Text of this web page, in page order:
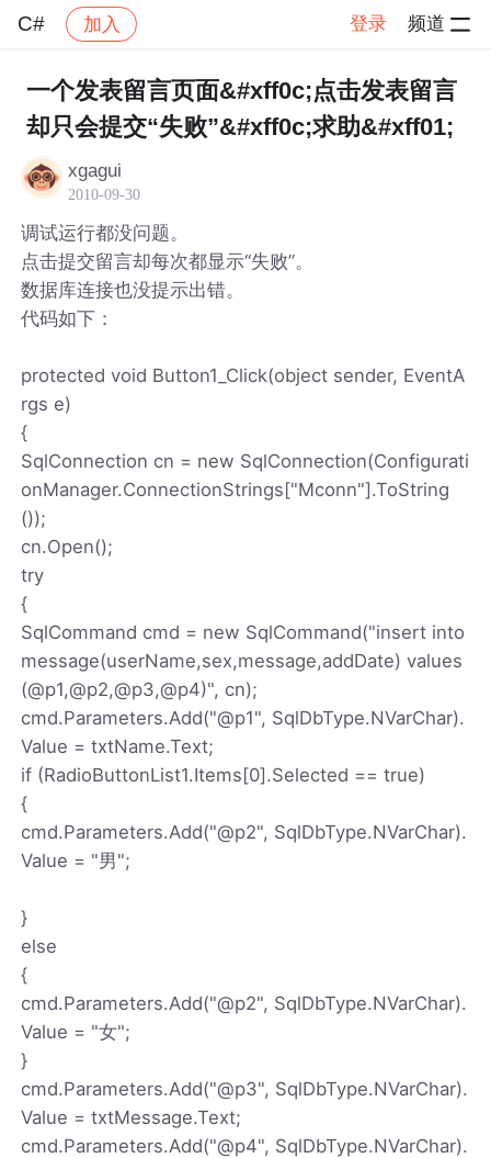
C# 加入 登录 频道
社区 C# 帖子详情
一个发表留言页面&#xff0c;点击发表留言
却只会提交“失败”&#xff0c;求助&#xff01;
xgagui
2010-09-30
调试运行都没问题。
点击提交留言却每次都显示“失败”。
数据库连接也没提示出错。
代码如下：
protected void Button1_Click(object sender, EventA
rgs e)
{
SqlConnection cn = new SqlConnection(Configurati
onManager.ConnectionStrings["Mconn"].ToString
());
cn.Open();
try
{
SqlCommand cmd = new SqlCommand("insert into
message(userName,sex,message,addDate) values
(@p1,@p2,@p3,@p4)", cn);
cmd.Parameters.Add("@p1", SqlDbType.NVarChar).
Value = txtName.Text;
if (RadioButtonList1.Items[0].Selected == true)
{
cmd.Parameters.Add("@p2", SqlDbType.NVarChar).
Value = "男";
}
else
{
cmd.Parameters.Add("@p2", SqlDbType.NVarChar).
Value = "女";
}
cmd.Parameters.Add("@p3", SqlDbType.NVarChar).
Value = txtMessage.Text;
cmd.Parameters.Add("@p4", SqlDbType.NVarChar).